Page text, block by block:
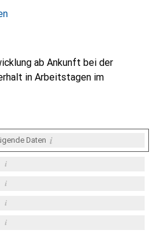
ab Ankunft bei der
in Arbeitstagen im
Daten i
i
i
i
i